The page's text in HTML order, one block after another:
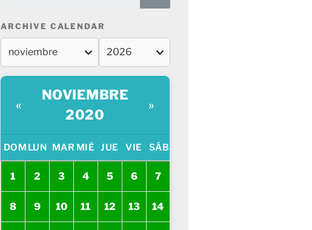
ARCHIVE CALENDAR
«
NOVIEMBRE
2020
»
DOM LUN MAR MIÉ JUE VIE SÁB
1 2 3 4 5 6 7
8 9 10 11 12 13 14